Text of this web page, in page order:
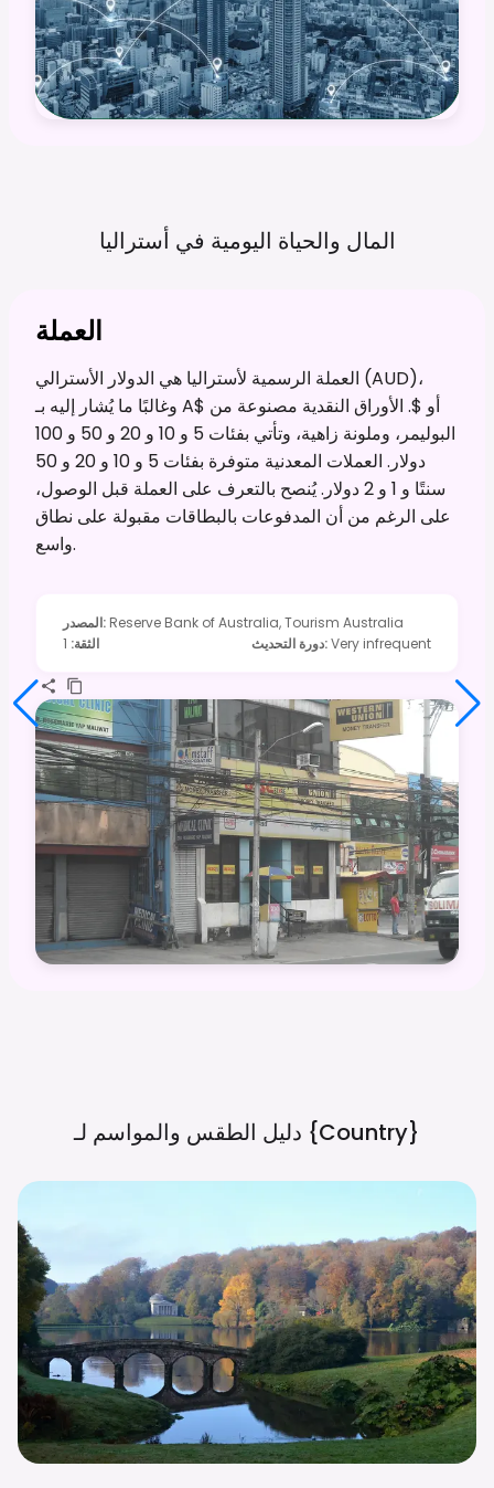
المال والحياة اليومية في أستراليا
العملة
العملة الرسمية لأستراليا هي الدولار الأسترالي (AUD)،
وغالبًا ما يُشار إليه بـ A$ أو $. الأوراق النقدية مصنوعة من
البوليمر، وملونة زاهية، وتأتي بفئات 5 و 10 و 20 و 50 و 100
دولار. العملات المعدنية متوفرة بفئات 5 و 10 و 20 و 50
سنتًا و 1 و 2 دولار. يُنصح بالتعرف على العملة قبل الوصول،
على الرغم من أن المدفوعات بالبطاقات مقبولة على نطاق
واسع.
المصدر: Reserve Bank of Australia, Tourism Australia
الثقة:
1 دورة التحديث:Very infrequent
دليل الطقس والمواسم لـ {country}